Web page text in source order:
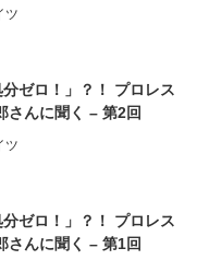
ツ
ゼロ！」？！ プロレス
さんに聞く – 第2回
ツ
ゼロ！」？！ プロレス
さんに聞く – 第1回